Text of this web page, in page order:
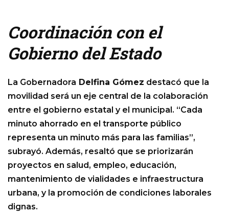
Coordinación con el
Gobierno del Estado
La Gobernadora Delfina Gómez destacó que la
movilidad será un eje central de la colaboración
entre el gobierno estatal y el municipal. “Cada
minuto ahorrado en el transporte público
representa un minuto más para las familias”,
subrayó. Además, resaltó que se priorizarán
proyectos en salud, empleo, educación,
mantenimiento de vialidades e infraestructura
urbana, y la promoción de condiciones laborales
dignas.